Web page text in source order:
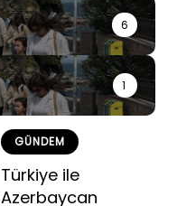
6
1
GÜNDEM
Türkiye ile
Azerbaycan